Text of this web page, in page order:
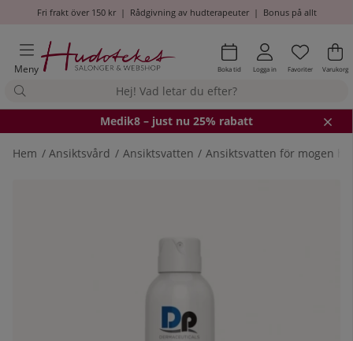
Fri frakt över 150 kr| Rådgivning av hudterapeuter| Bonus på allt
Meny Boka tid Logga in Antal i
.
Favoriter .
Varukorg
Medik8 – just nu 25% rabatt
Hem Ansiktsvård Ansiktsvatten Ansiktsvatten för mogen